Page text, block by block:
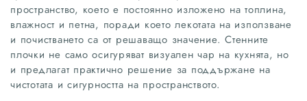
пространство, което е постоянно изложено на топлина,
влажност и петна, поради което лекотата на използване
и почистването са от решаващо значение. Стенните
плочки не само осигуряват визуален чар на кухнята, но
и предлагат практично решение за поддържане на
чистотата и сигурността на пространството.